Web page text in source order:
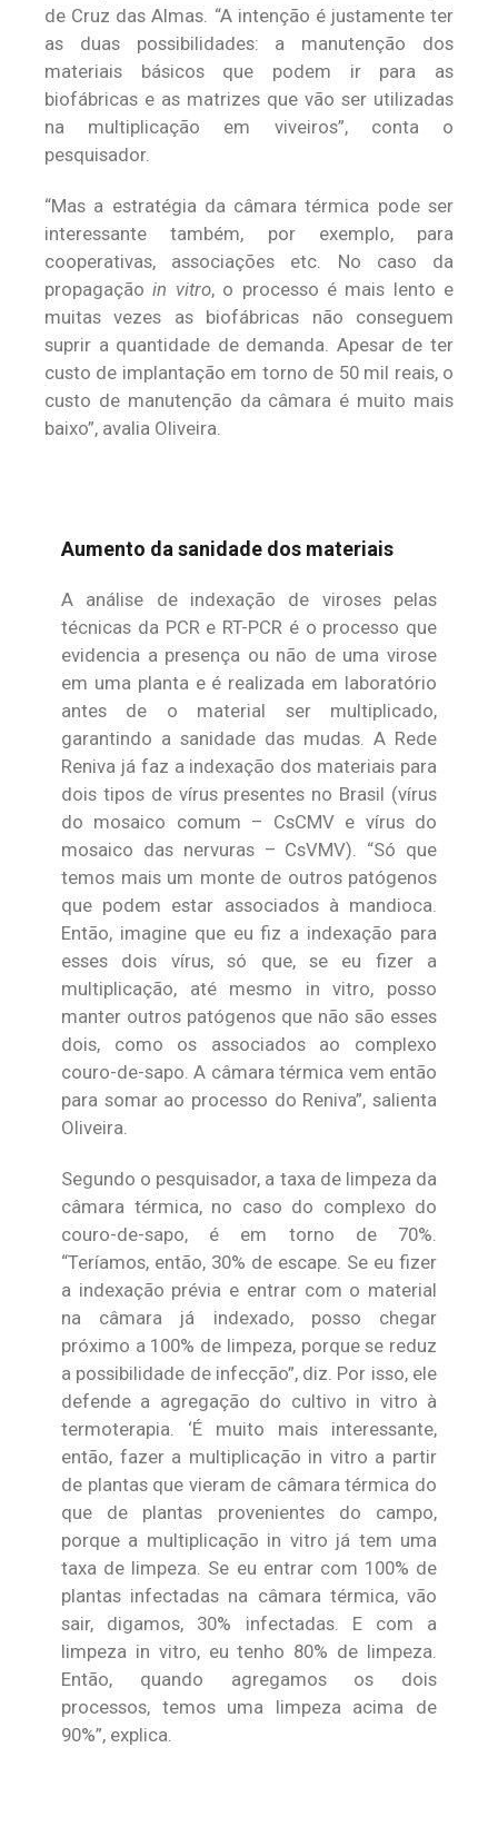
de Cruz das Almas. “A intenção é justamente ter
as duas possibilidades: a manutenção dos
materiais básicos que podem ir para as
biofábricas e as matrizes que vão ser utilizadas
na multiplicação em viveiros”, conta o
pesquisador.
“Mas a estratégia da câmara térmica pode ser
interessante também, por exemplo, para
cooperativas, associações etc. No caso da
propagaçãoin vitro, o processo é mais lento e
muitas vezes as biofábricas não conseguem
suprir a quantidade de demanda. Apesar de ter
custo de implantação em torno de 50 mil reais, o
custo de manutenção da câmara é muito mais
baixo”, avalia Oliveira.
Aumento da sanidade dos materiais
A análise de indexação de viroses pelas
técnicas da PCR e RT-PCR é o processo que
evidencia a presença ou não de uma virose
em uma planta e é realizada em laboratório
antes de o material ser multiplicado,
garantindo a sanidade das mudas. A Rede
Reniva já faz a indexação dos materiais para
dois tipos de vírus presentes no Brasil (vírus
do mosaico comum – CsCMV e vírus do
mosaico das nervuras – CsVMV). “Só que
temos mais um monte de outros patógenos
que podem estar associados à mandioca.
Então, imagine que eu fiz a indexação para
esses dois vírus, só que, se eu fizer a
multiplicação, até mesmo in vitro, posso
manter outros patógenos que não são esses
dois, como os associados ao complexo
couro-de-sapo. A câmara térmica vem então
para somar ao processo do Reniva”, salienta
Oliveira.
Segundo o pesquisador, a taxa de limpeza da
câmara térmica, no caso do complexo do
couro-de-sapo, é em torno de 70%.
“Teríamos, então, 30% de escape. Se eu fizer
a indexação prévia e entrar com o material
na câmara já indexado, posso chegar
próximo a 100% de limpeza, porque se reduz
a possibilidade de infecção”, diz. Por isso, ele
defende a agregação do cultivo in vitro à
termoterapia. ‘É muito mais interessante,
então, fazer a multiplicação in vitro a partir
de plantas que vieram de câmara térmica do
que de plantas provenientes do campo,
porque a multiplicação in vitro já tem uma
taxa de limpeza. Se eu entrar com 100% de
plantas infectadas na câmara térmica, vão
sair, digamos, 30% infectadas. E com a
limpeza in vitro, eu tenho 80% de limpeza.
Então, quando agregamos os dois
processos, temos uma limpeza acima de
90%”, explica.